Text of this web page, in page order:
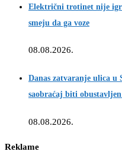
Električni trotinet nije
smeju da ga voze
08.08.2026.
Danas zatvaranje ulica u
saobraćaj biti obustavljen
08.08.2026.
Reklame